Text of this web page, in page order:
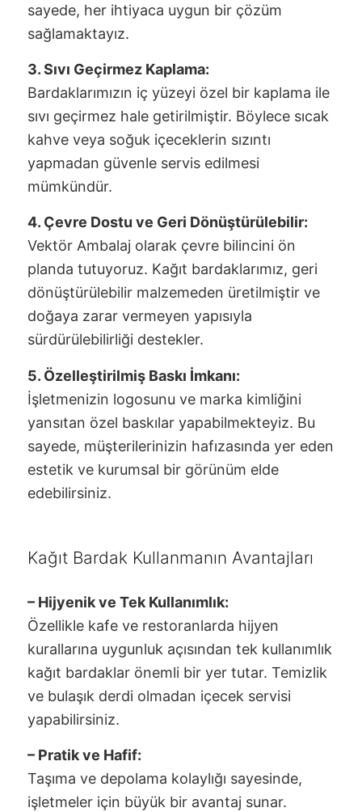
sayede, her ihtiyaca uygun bir çözüm
sağlamaktayız.
3. Sıvı Geçirmez Kaplama:
Bardaklarımızın iç yüzeyi özel bir kaplama ile
sıvı geçirmez hale getirilmiştir. Böylece sıcak
kahve veya soğuk içeceklerin sızıntı
yapmadan güvenle servis edilmesi
mümkündür.
4. Çevre Dostu ve Geri Dönüştürülebilir:
Vektör Ambalaj olarak çevre bilincini ön
planda tutuyoruz. Kağıt bardaklarımız, geri
dönüştürülebilir malzemeden üretilmiştir ve
doğaya zarar vermeyen yapısıyla
sürdürülebilirliği destekler.
5. Özelleştirilmiş Baskı İmkanı:
İşletmenizin logosunu ve marka kimliğini
yansıtan özel baskılar yapabilmekteyiz. Bu
sayede, müşterilerinizin hafızasında yer eden
estetik ve kurumsal bir görünüm elde
edebilirsiniz.
Kağıt Bardak Kullanmanın Avantajları
– Hijyenik ve Tek Kullanımlık:
Özellikle kafe ve restoranlarda hijyen
kurallarına uygunluk açısından tek kullanımlık
kağıt bardaklar önemli bir yer tutar. Temizlik
ve bulaşık derdi olmadan içecek servisi
yapabilirsiniz.
– Pratik ve Hafif:
Taşıma ve depolama kolaylığı sayesinde,
işletmeler için büyük bir avantaj sunar.